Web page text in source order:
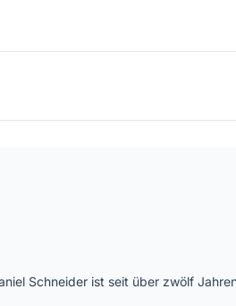
Schneider ist seit über zwölf